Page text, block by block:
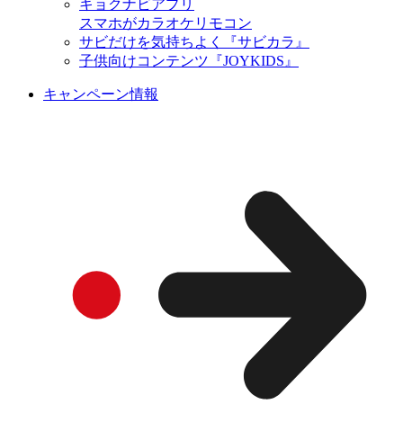
キョクナビアプリ
スマホがカラオケリモコン
サビだけを気持ちよく『サビカラ』
子供向けコンテンツ『JOYKIDS』
キャンペーン情報